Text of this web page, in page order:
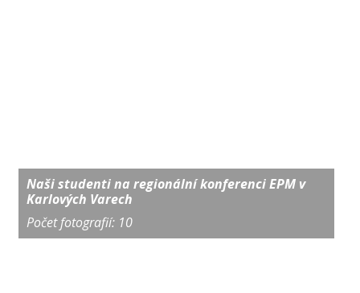
Naši studenti na regionální konferenci EPM v
Karlových Varech
Počet fotografií: 10